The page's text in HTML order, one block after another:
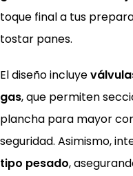
toque final a tus
tostar panes.
El diseño incluye
gas, que permiten
plancha para mayor
seguridad. Asimismo,
tipo pesado,